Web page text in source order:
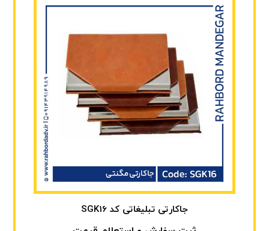
جاکارتی تبلیغاتی کد SGK16